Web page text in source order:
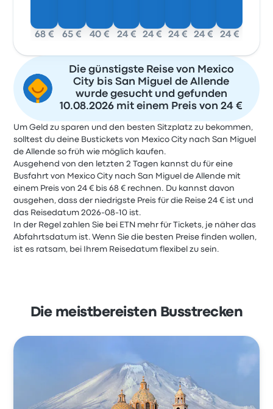
68 € 65 € 40 € 24 € 24 € 24 € 24 € 24 €
Die günstigste Reise von Mexico
City bis San Miguel de Allende
wurde gesucht und gefunden
10.08.2026 mit einem Preis von 24 €
Um Geld zu sparen und den besten Sitzplatz zu bekommen,
solltest du deine Bustickets von Mexico City nach San Miguel
de Allende so früh wie möglich kaufen.
Ausgehend von den letzten 2 Tagen kannst du für eine
Busfahrt von Mexico City nach San Miguel de Allende mit
einem Preis von 24 € bis 68 € rechnen. Du kannst davon
ausgehen, dass der niedrigste Preis für die Reise 24 € ist und
das Reisedatum 2026-08-10 ist.
In der Regel zahlen Sie bei ETN mehr für Tickets, je näher das
Abfahrtsdatum ist. Wenn Sie die besten Preise finden wollen,
ist es ratsam, bei Ihrem Reisedatum flexibel zu sein.
Die meistbereisten Busstrecken